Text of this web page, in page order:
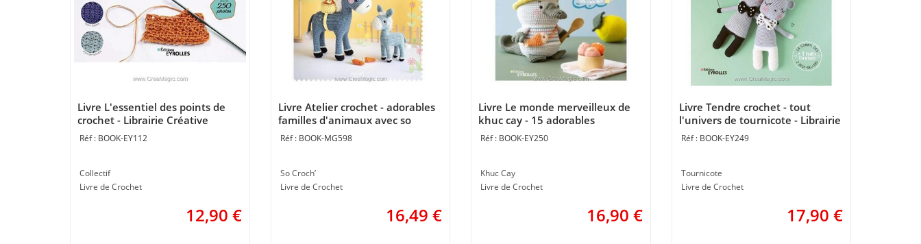
Livre L'essentiel des points de
crochet - Librairie Créative
BOOK-EY112
Collectif
Livre de Crochet
12,90 €
Livre Atelier crochet - adorables
familles d'animaux avec so
croch' - Librairie Créative
BOOK-MG598
So Croch’
Livre de Crochet
16,49 €
Livre Le monde merveilleux de
khuc cay - 15 adorables
creations a crocheter - Librairie
BOOK-EY250
Khuc Cay
Livre de Crochet
16,90 €
Livre Tendre crochet - tout
l'univers de tournicote - Librairie
CréativeBOOK-EY249
Tournicote
Livre de Crochet
17,90 €